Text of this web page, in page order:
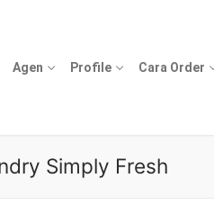
Agen Profile Cara Order
Simply Fresh